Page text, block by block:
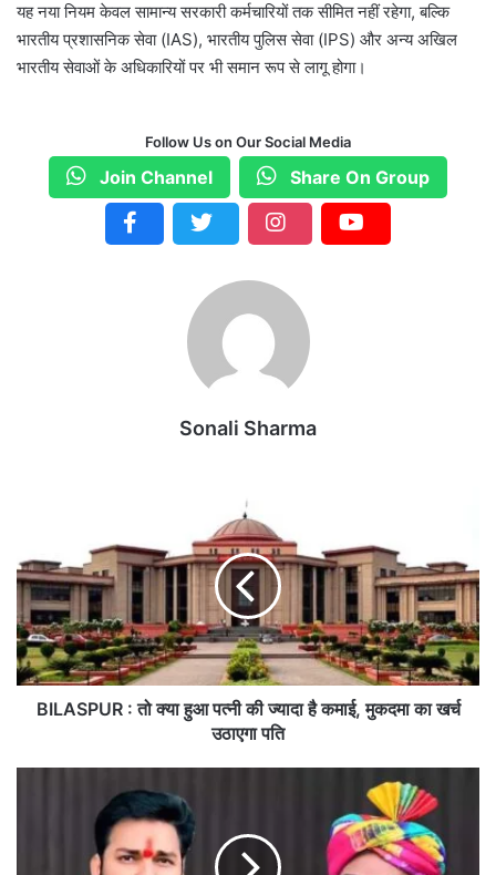
यह नया नियम केवल सामान्य सरकारी कर्मचारियों तक सीमित नहीं रहेगा, बल्कि
भारतीय प्रशासनिक सेवा (IAS), भारतीय पुलिस सेवा (IPS) और अन्य अखिल
भारतीय सेवाओं के अधिकारियों पर भी समान रूप से लागू होगा।
Follow Us on Our Social Media
Join Channel Share On Group
Sonali Sharma
A
S
P
U
R
:
BILASPUR : तो क्या हुआ पत्नी की ज्यादा है कमाई, मुकदमा का खर्च
उठाएगा पति